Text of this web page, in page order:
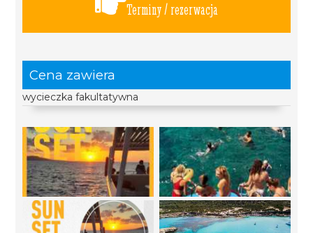
Terminy / rezerwacja
Cena zawiera
wycieczka fakultatywna